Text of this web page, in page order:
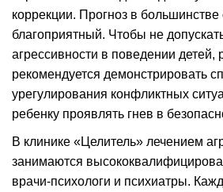
коррекции. Прогноз в большинстве
благоприятный. Чтобы не
агрессивности в поведении детей,
рекомендуется демонстрировать
урегулирования конфликтных
ребенку проявлять гнев в
В клинике «Целитель» лечением
занимаются
врачи-психологи и психиатры.